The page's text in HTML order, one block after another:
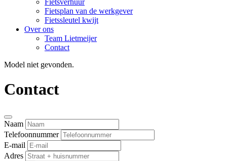
Fietsverhuur
Fietsplan van de werkgever
Fietssleutel kwijt
Over ons
Team Lietmeijer
Contact
Model niet gevonden.
Contact
Naam
Telefoonnummer
E-mail
Adres